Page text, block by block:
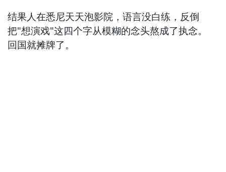
结果人在悉尼天天泡影院，语言没白练，反倒
把"想演戏"这四个字从模糊的念头熬成了执念。
回国就摊牌了。